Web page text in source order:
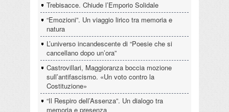
Trebisacce. Chiude l’Emporio Solidale
“Emozioni”. Un viaggio lirico tra memoria e
natura
L’universo incandescente di “Poesie che si
cancellano dopo un’ora”
Castrovillari, Maggioranza boccia mozione
sull’antifascismo. «Un voto contro la
Costituzione»
“Il Respiro dell’Assenza”. Un dialogo tra
memoria e presenza